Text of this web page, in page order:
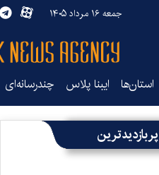
جمعه ۱۶ مرداد ۱۴۰۵
استان‌ها ایبنا پلاس چندرسانه‌ای
پربازدیدترین